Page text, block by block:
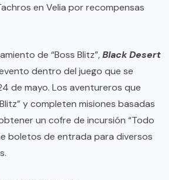
en Velia por recompensas
de “Boss Blitz”,Black Desert
dentro del juego que se
de mayo. Los aventureros que
y completen misiones basadas
un cofre de incursión “Todo
boletos de entrada para diversos